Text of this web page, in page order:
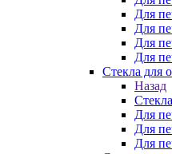
Для
Для
Для
Для
Стекла для
Назад
Для
Для
Для